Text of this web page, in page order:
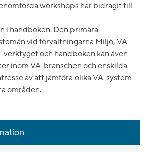
workshops har bidragit till
i handboken. Den primära
vid förvaltningarna Miljö, VA
verktyget och handboken kan även
inom VA-branschen och enskilda
av att jämföra olika VA-system
områden.